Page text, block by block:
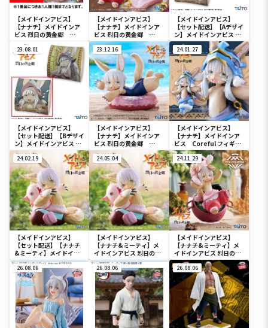
【メイドインアビス】
【ナナチ】メイドインア
ビス 烈日の黄金郷
Coreful フィギュア ナ
ナチ
【メイドインアビス】
【ナナチ】メイドインア
ビス 烈日の黄金郷
Coreful フィギュア ナ
ナチ
【メイドインアビス】
【セット配送】【Aデザイ
ン】メイドインアビス 烈
日の黄金郷 ナナチ も
ふもふボアクッション
23.08.01
【メイドインアビス】
【セット配送】【Bデザイ
ン】メイドインアビス 烈
日の黄金郷 ナナチ も
ふもふボアクッション
23.12.16
【メイドインアビス】
【ナナチ】メイドインア
ビス 烈日の黄金郷
Aqua Float Girls フィギ
ュア ナナチ
24.01.27
【メイドインアビス】
【ナナチ】メイドインア
ビス Coreful フィギュ
ア ナナチ～2nd
season ver.～
24.02.19
【メイドインアビス】
【セット配送】【ナナチ
&ミーティ】メイドイン
アビス 烈日の黄金郷
Desktop Cute フィギュ
ア ナナチ&ミーティ
24.05.04
【メイドインアビス】
【ナナチ&ミーティ】メ
イドインアビス 烈日の黄
金郷 Desktop Cute フ
ィギュア ナナチ&ミー
ティ
24.11.29
【メイドインアビス】
【ナナチ&ミーティ】メ
イドインアビス 烈日の黄
金郷 AMP+ ナナチ フィ
ギュア～オイラのたから
もの～
26.08.06 26.08.06 26.08.06